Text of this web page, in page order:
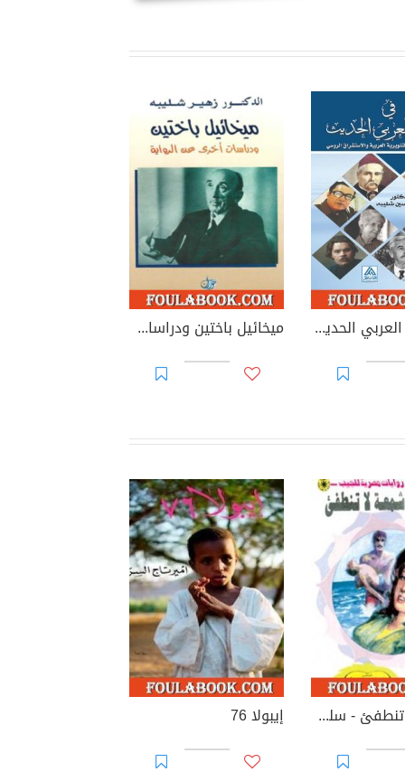
في الأدب العربي الحديث: دراسات وحوارات في التنويرية العربية والاستشراق الروسي ميخائيل باختين ودراسات أخرى عن الرواية
شمعـة لا تنطفئ - سلسلة زهور إيبولا 76